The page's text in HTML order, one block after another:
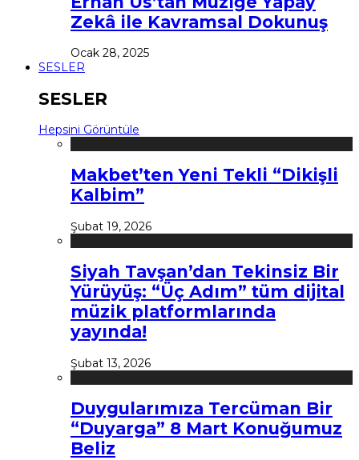
Zekâ ile Kavramsal Dokunuş
Ocak 28, 2025
SESLER
SESLER
Hepsini Görüntüle
Makbet’ten Yeni Tekli “Dikişli
Kalbim”
Şubat 19, 2026
Siyah Tavşan’dan Tekinsiz Bir
Yürüyüş: “Üç Adım” tüm dijital
müzik platformlarında
yayında!
Şubat 13, 2026
Duygularımıza Tercüman Bir
“Duyarga” 8 Mart Konuğumuz
Beliz